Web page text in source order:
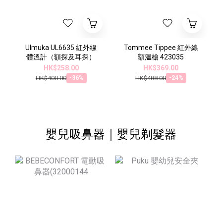
Ulmuka UL6635 紅外線
體溫計（額探及耳探）
HK$258.00
HK$400.00 -36%
Tommee Tippee 紅外線
額溫槍 423035
HK$369.00
HK$488.00 -24%
嬰兒吸鼻器｜嬰兒剃髮器